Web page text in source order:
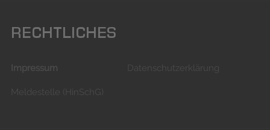
RECHTLICHES
Impressum Datenschutzerklärung
Meldestelle (HinSchG)